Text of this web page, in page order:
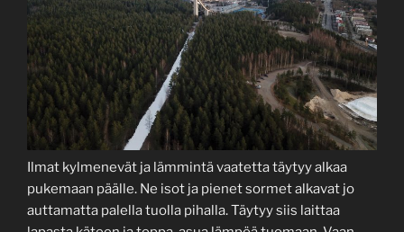
Ilmat kylmenevät ja lämmintä vaatetta täytyy alkaa
pukemaan päälle. Ne isot ja pienet sormet alkavat jo
auttamatta palella tuolla pihalla. Täytyy siis laittaa